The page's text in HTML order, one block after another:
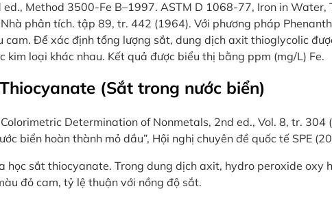
Method 3500-Fe B–1997. ASTM D 1068-77, Iron in Water,
phân tích. tập 89, tr. 442 (1964). Với phương pháp
Để xác định tổng lượng sắt, dung dịch axit thioglycolic
loại khác nhau. Kết quả được biểu thị bằng ppm (mg/L) Fe.
(Sắt trong nước biển)
Determination of Nonmetals, 2nd ed., Vol. 8, tr. 304
biển hoàn thành mỏ dầu”, Hội nghị chuyên đề quốc tế SPE
học sắt thiocyanate. Trong dung dịch axit, hydro peroxide oxy
đỏ cam, tỷ lệ thuận với nồng độ sắt.